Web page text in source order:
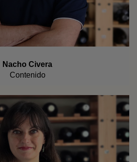
Nacho Civera
Contenido